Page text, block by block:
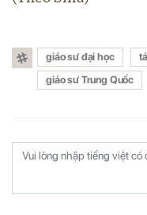
giáo sư đại học
giáo sư Trung Quốc